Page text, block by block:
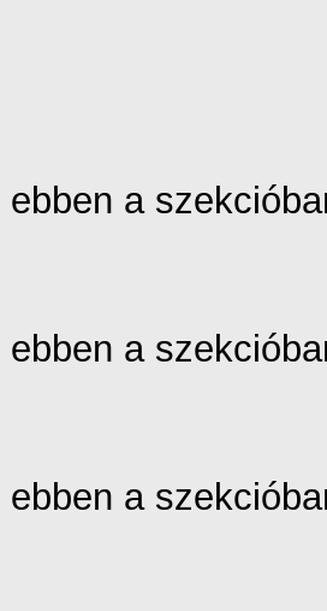
a
a
a